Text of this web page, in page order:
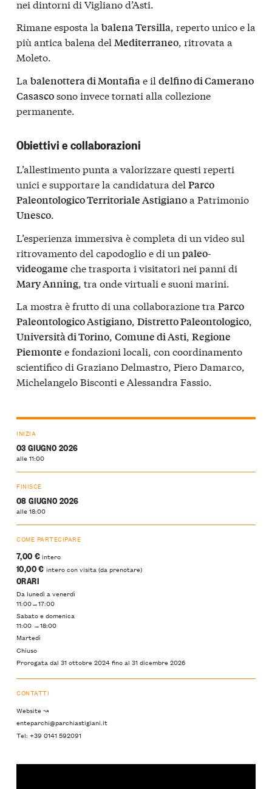
nei dintorni di Vigliano d’Asti.
Rimane esposta la balena Tersilla, reperto unico e la
più antica balena del Mediterraneo, ritrovata a
Moleto.
La balenottera di Montafiae il delfino di Camerano
Casascosono invece tornati alla collezione
permanente.
Obiettivi e collaborazioni
L’allestimento punta a valorizzare questi reperti
unici e supportare la candidatura del Parco
Paleontologico Territoriale Astigianoa Patrimonio
Unesco.
L’esperienza immersiva è completa di un video sul
ritrovamento del capodoglio e di un paleo-
videogame che trasporta i visitatori nei panni di
Mary Anning , tra onde virtuali e suoni marini.
La mostra è frutto di una collaborazione tra Parco
Paleontologico Astigiano, Distretto Paleontologico,
Università di Torino, Comune di Asti, Regione
Piemonte e fondazioni locali, con coordinamento
scientifico di Graziano Delmastro, Piero Damarco,
Michelangelo Bisconti e Alessandra Fassio.
INIZIA
03 GIUGNO 2026
alle 11:00
FINISCE
08 GIUGNO 2026
alle 18:00
COME PARTECIPARE
7,00 €intero
10,00 € intero con visita (da prenotare)
ORARI
Da lunedì a venerdì
11:00→17:00
Sabato e domenica
11:00 →18:00
Martedì
Chiuso
Prorogata dal 31 ottobre 2024 fino al 31 dicembre 2026
CONTATTI
Website ↝
enteparchi@parchiastigiani.it
Tel: +39 0141 592091